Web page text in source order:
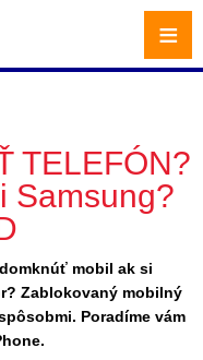
TELEFÓN?
Samsung?
mobil ak si
Zablokovaný mobilný
Poradíme vám
≡